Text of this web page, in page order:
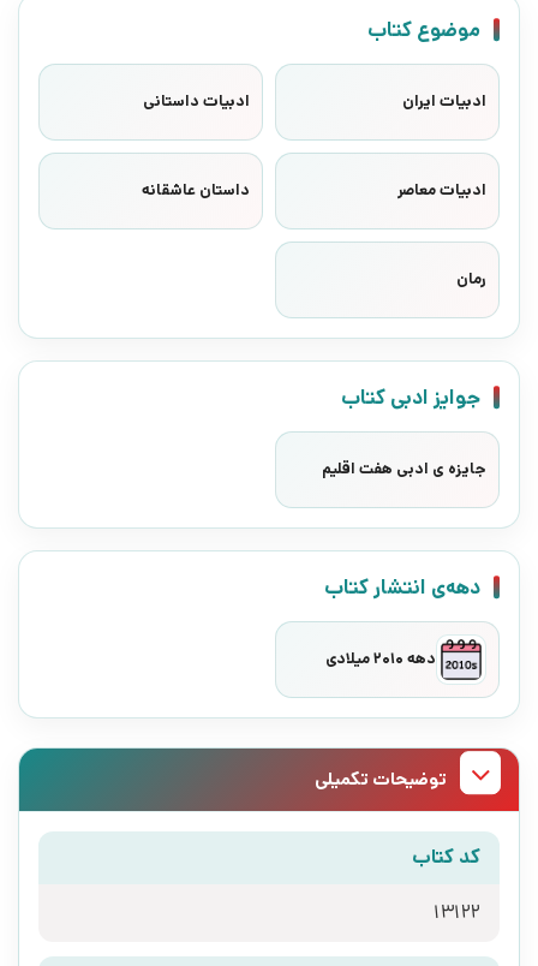
موضوع کتاب
ادبیات ایران ادبیات داستانی
ادبیات معاصر داستان عاشقانه
رمان
جوایز ادبی کتاب
جایزه ی ادبی هفت اقلیم
دهه‌ی انتشار کتاب
دهه 2010 میلادی
توضیحات تکمیلی
کد کتاب
13122